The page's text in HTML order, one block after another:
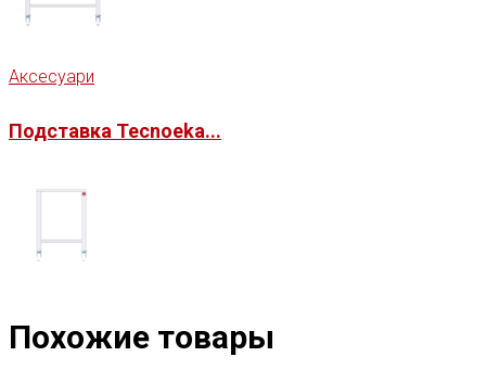
Аксесуари
Подставка Tecnoeka...
Похожие товары